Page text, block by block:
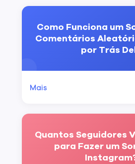
Como Funciona um
Comentários
por Trás
Mais
Quantos Seguidores
para Fazer um